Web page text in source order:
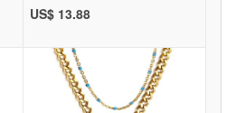
US$ 13.88